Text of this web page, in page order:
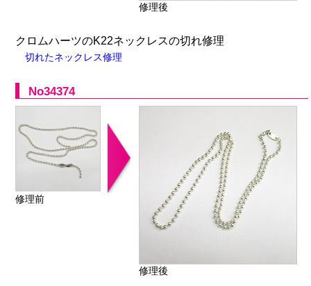
修理後
クロムハーツのK22ネックレスの切れ修理
切れたネックレス修理
No34374
修理前
修理後